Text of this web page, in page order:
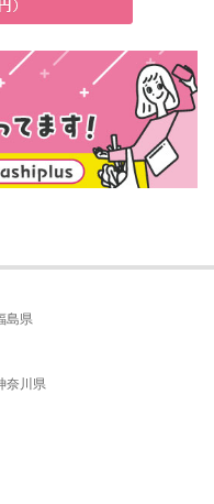
島県
奈川県